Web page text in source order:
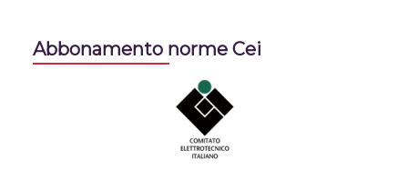
Abbonamento norme Cei